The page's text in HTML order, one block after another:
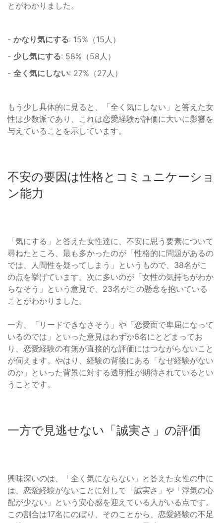
とがわかりました。
- かなり気にする: 15%（15人）
- 少し気にする: 58%（58人）
- 全く気にしない: 27%（27人）
もう少し具体的に見ると、「全く気にしない」と答えた女
性は少数派であり、これは恋愛経験が評価に大いに影響を
与えていることを示しています。
不安の要因は性格とコミュニケーショ
ン能力
「気にする」と答えた女性達に、不安に思う要素について
尋ねたところ、最も多かったのが「性格的に問題があるの
では、人間性を疑ってしまう」というもので、38名がこ
の点を挙げています。次に多いのが「女性の気持ちがわか
らなそう」という意見で、23名がこの懸念を抱いている
ことがわかりました。
一方、「リードできなさそう」や「恋愛面で卑屈になって
いるのでは」といった意見はわずか6名にとどまってお
り、恋愛経験の有無が直接的な評価にはつながらないこと
が伺えます。やはり、経験の背後にある「なぜ経験がない
のか」といった背景に対する透明性が期待されているとい
うことです。
一方で見逃せない「誠実さ」の評価
興味深いのは、「全く気にならない」と答えた女性の中に
は、恋愛経験がないことに対して「誠実さ」や「浮気の心
配が少ない」という安心感を迎えている人がいる点です。
この割合は17名にのぼり、そのことから、恋愛経験の不足